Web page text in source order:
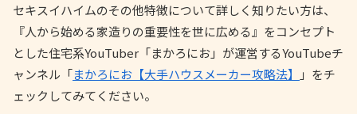
セキスイハイムのその他特徴について詳しく知りたい方は、
『人から始める家造りの重要性を世に広める』をコンセプト
とした住宅系YouTuber「まかろにお」が運営するYouTubeチ
ャンネル「まかろにお【大手ハウスメーカー攻略法】
」をチ
ェックしてみてください。